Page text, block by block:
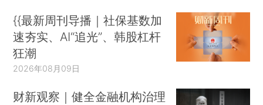
{{最新周刊导播｜社保基数加
速夯实、AI“追光”、韩股杠杆
狂潮
2026年08月09日
财新观察｜健全金融机构治理